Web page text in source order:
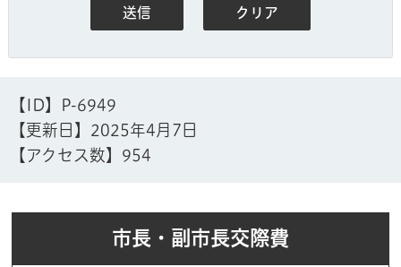
【ID】
P-6949
【更新日】 2025年4月7日
【アクセス数】 954
市長・副市長交際費